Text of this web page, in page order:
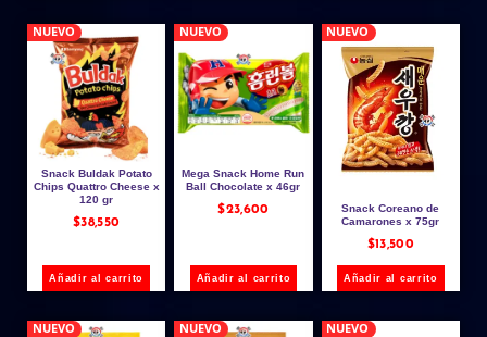
NUEVO
Snack Buldak Potato
Chips Quattro Cheese x
120 gr
$38,550
Añadir al carrito
NUEVO
Mega Snack Home Run
Ball Chocolate x 46gr
$23,600
Añadir al carrito
NUEVO
Snack Coreano de
Camarones x 75gr
$13,500
Añadir al carrito
NUEVO NUEVO NUEVO